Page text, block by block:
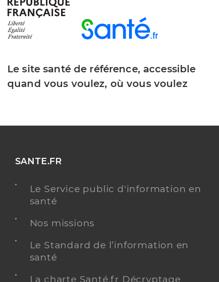
Boidec Yolaine
Professionel de santé
Spécialités
Infirmier
Adresse
94 Boulevard de la Prairie au Duc, 44200 Nantes
Briand Anthony
Infirmier
Professionel de santé
Infirmier
Adresse
46 Rue de la Contrie, 44100 Nantes
Téléphone
0687399141
Type de convention
Conventionné
Le site santé de référence, accessible
quand vous voulez, où vous voulez
SANTE.FR
Le Service public d'information en
santé
Nos missions
Le Standard de l’information en
santé
La charte Santé.fr Décryptage